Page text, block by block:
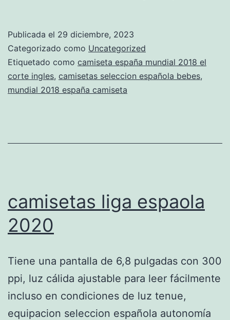
larga
Publicada el 29 diciembre, 2023
Categorizado como Uncategorized
Etiquetado como camiseta españa mundial 2018 el
corte ingles, camisetas seleccion española bebes,
mundial 2018 españa camiseta
camisetas liga espaola
2020
Tiene una pantalla de 6,8 pulgadas con 300
ppi, luz cálida ajustable para leer fácilmente
incluso en condiciones de luz tenue,
equipacion seleccion española autonomía